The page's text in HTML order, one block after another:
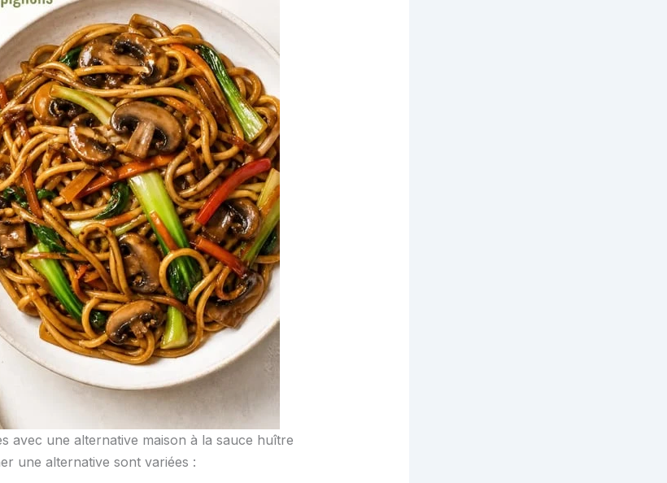
avec une alternative maison à la sauce huître
une alternative sont variées :